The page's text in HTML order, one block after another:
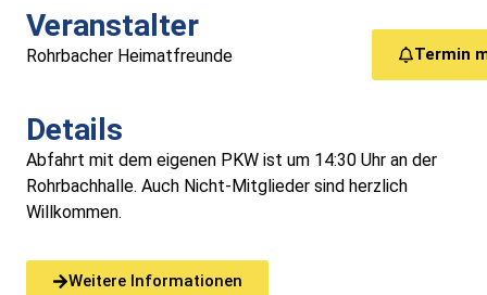
Impressum
Veranstalter
Rohrbacher Heimatfreunde
Details
Abfahrt mit dem eigenen PKW ist um 14:30 Uhr an der
Rohrbachhalle. Auch Nicht-Mitglieder sind herzlich
Willkommen.
Weitere Informationen
Termin